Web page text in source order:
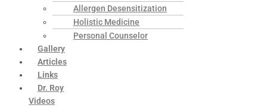
Allergen Desensitization
Holistic Medicine
Personal Counselor
Gallery
Articles
Links
Dr. Roy
Videos